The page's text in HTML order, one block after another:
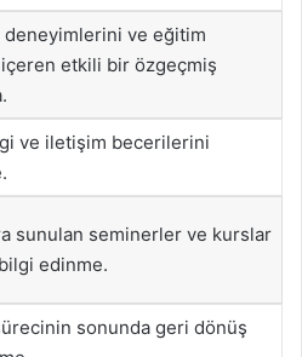
deneyimlerini ve eğitim
etkili bir özgeçmiş
ve iletişim becerilerini
sunulan seminerler ve kurslar
edinme.
sonunda geri dönüş